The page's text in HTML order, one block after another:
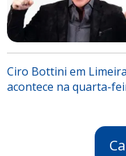
Ciro Bottini em
acontece na quarta-